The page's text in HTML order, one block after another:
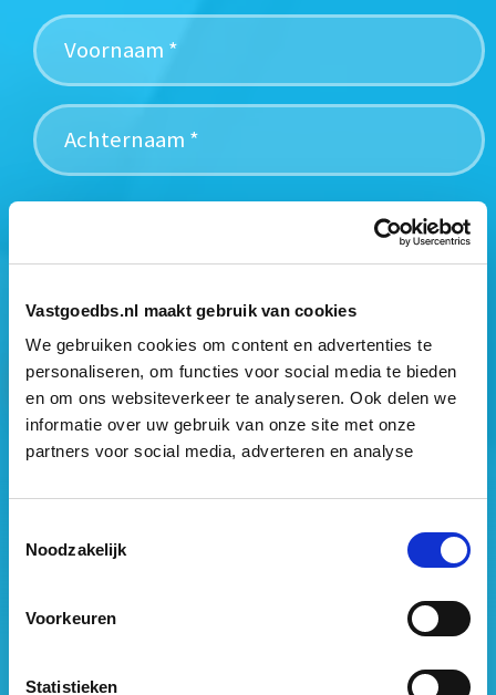
Vastgoedbs.nl maakt gebruik van cookies
We gebruiken cookies om content en advertenties te
personaliseren, om functies voor social media te bieden
en om ons websiteverkeer te analyseren. Ook delen we
informatie over uw gebruik van onze site met onze
partners voor social media, adverteren en analyse
Noodzakelijk
Voorkeuren
Statistieken
Mogen wij jouw gegevens opslaan?*
Ja, ik geef toestemming om mijn gegevens op te slaan
Vastgoed Business School
5617 AM Eindhoven